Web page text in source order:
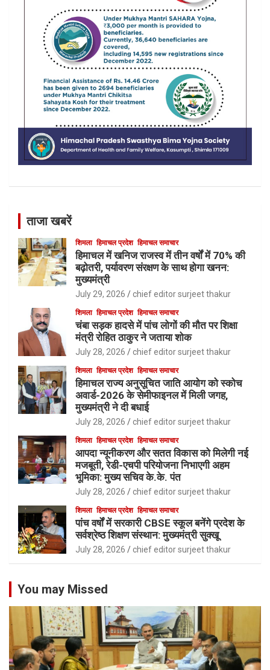
ताजा खबरें
शिमला हिमाचल प्रदेश हिमाचल समाचार
हिमाचल में खनिज राजस्व में तीन वर्षों में 70% की
बढ़ोतरी, पर्यावरण संरक्षण के साथ होगा खनन:
मुख्यमंत्री
July 29, 2026 chief editor surjeet thakur
शिमला हिमाचल प्रदेश हिमाचल समाचार
चंबा सड़क हादसे में पांच लोगों की मौत पर शिक्षा
मंत्री रोहित ठाकुर ने जताया शोक
July 28, 2026 chief editor surjeet thakur
शिमला हिमाचल प्रदेश हिमाचल समाचार
हिमाचल राज्य अनुसूचित जाति आयोग को स्कोच
अवार्ड-2026 के सेमीफाइनल में मिली जगह,
मुख्यमंत्री ने दी बधाई
July 28, 2026 chief editor surjeet thakur
शिमला हिमाचल प्रदेश हिमाचल समाचार
आपदा न्यूनीकरण और सतत विकास को मिलेगी नई
मजबूती, रेडी-एचपी परियोजना निभाएगी अहम
भूमिका: मुख्य सचिव के.के. पंत
July 28, 2026 chief editor surjeet thakur
शिमला हिमाचल प्रदेश हिमाचल समाचार
पांच वर्षों में सरकारी CBSE स्कूल बनेंगे प्रदेश के
सर्वश्रेष्ठ शिक्षण संस्थान: मुख्यमंत्री सुक्खू
July 28, 2026 chief editor surjeet thakur
You may Missed